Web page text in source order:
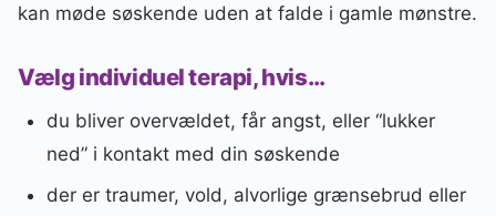
kan møde søskende uden at falde i gamle mønstre.
Vælg individuel terapi, hvis…
du bliver overvældet, får angst, eller “lukker
ned” i kontakt med din søskende
der er traumer, vold, alvorlige grænsebrud eller